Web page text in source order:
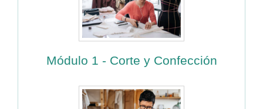
Módulo 1 - Corte y Confección